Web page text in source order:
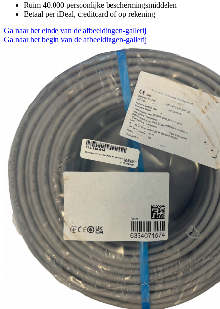
Ruim 40.000 persoonlijke beschermingsmiddelen
Betaal per iDeal, creditcard of op rekening
Ga naar het einde van de afbeeldingen-gallerij
Ga naar het begin van de afbeeldingen-gallerij